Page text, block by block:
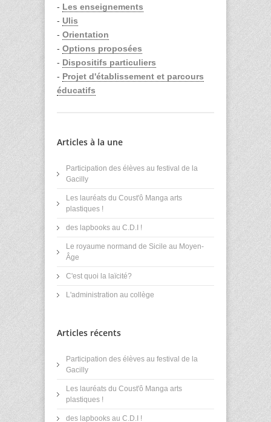
- Les enseignements
- Ulis
- Orientation
- Options proposées
- Dispositifs particuliers
- Projet d'établissement et parcours
éducatifs
Articles à la une
Participation des élèves au festival de la
Gacilly
Les lauréats du Coust'ô Manga arts
plastiques !
des lapbooks au C.D.I !
Le royaume normand de Sicile au Moyen-
Âge
C'est quoi la laïcité?
L'administration au collège
Articles récents
Participation des élèves au festival de la
Gacilly
Les lauréats du Coust'ô Manga arts
plastiques !
des lapbooks au C.D.I !